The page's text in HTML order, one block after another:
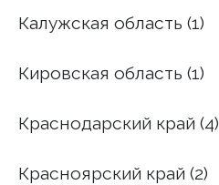
Калужская область (1)
Кировская область (1)
Краснодарский край (4)
Красноярский край (2)